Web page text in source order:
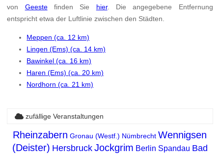
von Geestefinden Sie hier. Die angegebene Entfernung
entspricht etwa der Luftlinie zwischen den Städten.
Meppen (ca. 12 km)
Lingen (Ems) (ca. 14 km)
Bawinkel (ca. 16 km)
Haren (Ems) (ca. 20 km)
Nordhorn (ca. 21 km)
zufällige Veranstaltungen
Rheinzabern Gronau (Westf.) Nümbrecht Wennigsen
(Deister) Hersbruck Jockgrim Berlin Spandau Bad